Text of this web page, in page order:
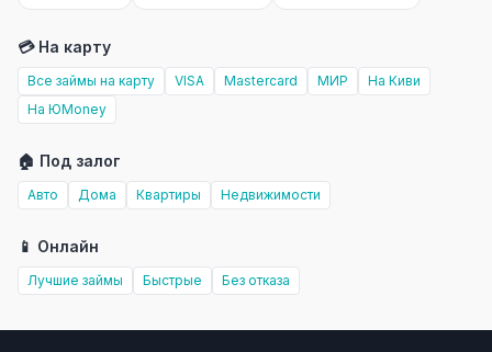
💳 На карту
Все займы на карту VISA Mastercard МИР
На Киви
На ЮMoney
🏠 Под залог
Авто Дома Квартиры Недвижимости
📱 Онлайн
Лучшие займы Быстрые Без отказа